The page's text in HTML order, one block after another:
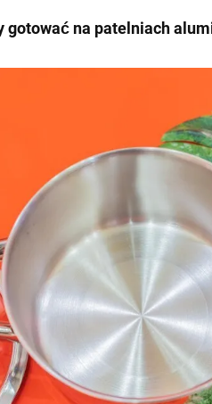
gotować na patelniach